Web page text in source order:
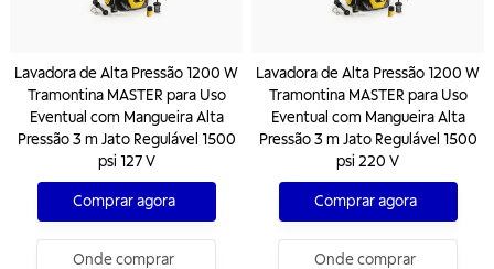
Lavadora de Alta Pressão 1200 W
Tramontina MASTER para Uso
Eventual com Mangueira Alta
Pressão 3 m Jato Regulável 1500
psi 127 V
Comprar agora
Onde comprar
Lavadora de Alta Pressão 1200 W
Tramontina MASTER para Uso
Eventual com Mangueira Alta
Pressão 3 m Jato Regulável 1500
psi 220 V
Comprar agora
Onde comprar